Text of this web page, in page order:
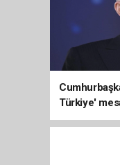
Türkiye'